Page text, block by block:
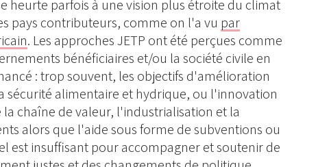
heurte parfois à une vision plus étroite du climat
pays contributeurs, comme on l'a vu par
. Les approches JETP ont été perçues comme
bénéficiaires et/ou la société civile en
: trop souvent, les objectifs d'amélioration
sécurité alimentaire et hydrique, ou l'innovation
chaîne de valeur, l'industrialisation et la
alors que l'aide sous forme de subventions ou
est insuffisant pour accompagner et soutenir de